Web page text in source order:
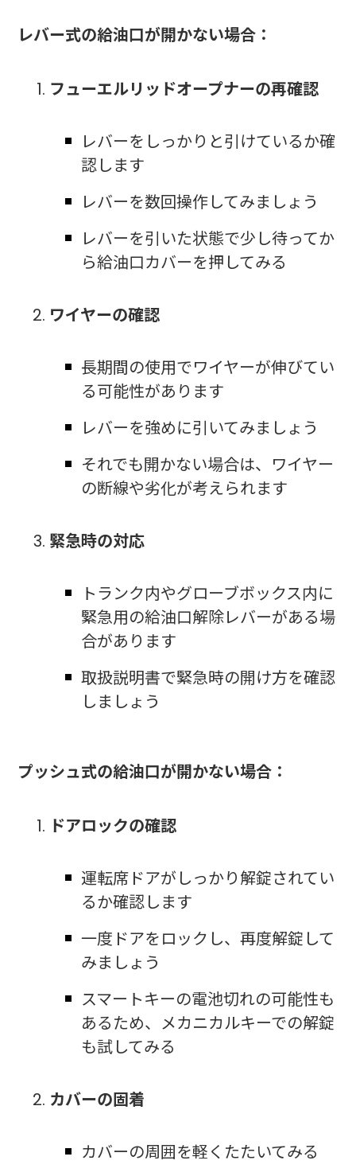
レバー式の給油口が開かない場合：
フューエルリッドオープナーの再確認
レバーをしっかりと引けているか確
認します
レバーを数回操作してみましょう
レバーを引いた状態で少し待ってか
ら給油口カバーを押してみる
ワイヤーの確認
長期間の使用でワイヤーが伸びてい
る可能性があります
レバーを強めに引いてみましょう
それでも開かない場合は、ワイヤー
の断線や劣化が考えられます
緊急時の対応
トランク内やグローブボックス内に
緊急用の給油口解除レバーがある場
合があります
取扱説明書で緊急時の開け方を確認
しましょう
プッシュ式の給油口が開かない場合：
ドアロックの確認
運転席ドアがしっかり解錠されてい
るか確認します
一度ドアをロックし、再度解錠して
みましょう
スマートキーの電池切れの可能性も
あるため、メカニカルキーでの解錠
も試してみる
カバーの固着
カバーの周囲を軽くたたいてみる